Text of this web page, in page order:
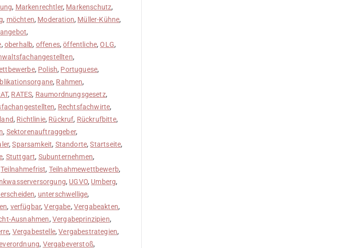
, Markenrechtler, Markenschutz,
, möchten, Moderation, Müller-Kühne,
,
, oberhalb, offenes,öffentliche,OLG,
,
, Polish, Portuguese,
, Rahmen,
, RATES, Raumordnungsgesetz,
, Rechtsfachwirte,
, Richtlinie, Rückruf, Rückrufbitte,
, Sektorenauftraggeber,
,Sparsamkeit, Standorte,Startseite,
, Stuttgart, Subunternehmen,
Teilnahmefrist, Teilnahmewettbewerb,
, UGVO, Umberg,
, unterschwellige,
, verfügbar,Vergabe, Vergabeakten,
Ausnahmen, Vergabeprinzipien,
, Vergabestelle,Vergabestrategien,
, Vergabeverstoß,